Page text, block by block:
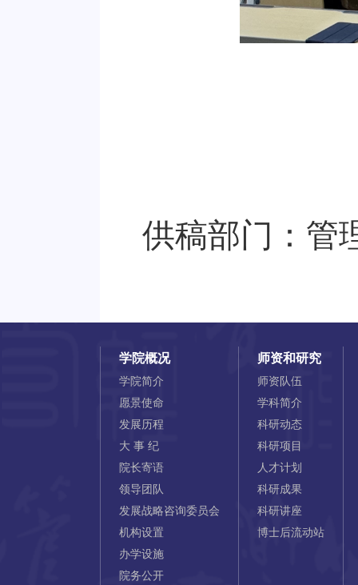
供稿部门：管
学院概况
学院简介
愿景使命
发展历程
大 事 纪
院长寄语
领导团队
发展战略咨询委员会
机构设置
办学设施
院务公开
师资和研究
师资队伍
学科简介
科研动态
科研项目
人才计划
科研成果
科研讲座
博士后流动站